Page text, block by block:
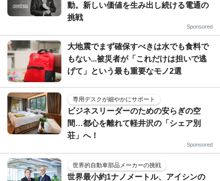
動。新しい価値を生み出し続ける電通の
挑戦
Sponsored
大地震でまず確保すべきは水でも食料で
もない...被災者が「これだけは担いで逃
げて」という最も重要なモノ2選
専用デスクが細やかにサポート
ビジネスリーダーのための安らぎの空
間…都心を離れて軽井沢の「シェア別
荘」へ！
Sponsored
世界的自動車部品メーカーの挑戦
世界最小約1ナノメートル、アイシンの